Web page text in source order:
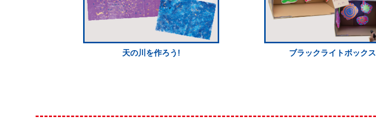
天の川を作ろう! ブラックライトボックス